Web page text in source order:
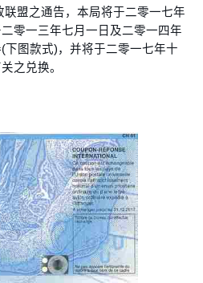
盟之通告，本局将于二零一七年
零一三年七月一日及二零一四年
图款式)，并将于二零一七年十
之兑换。